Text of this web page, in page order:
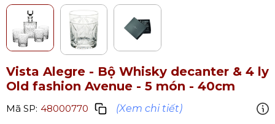
Vista Alegre - Bộ Whisky decanter & 4 ly
Old fashion Avenue - 5 món - 40cm
Mã SP: 48000770
(Xem chi tiết)